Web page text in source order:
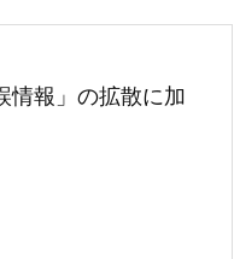
報」の拡散に加